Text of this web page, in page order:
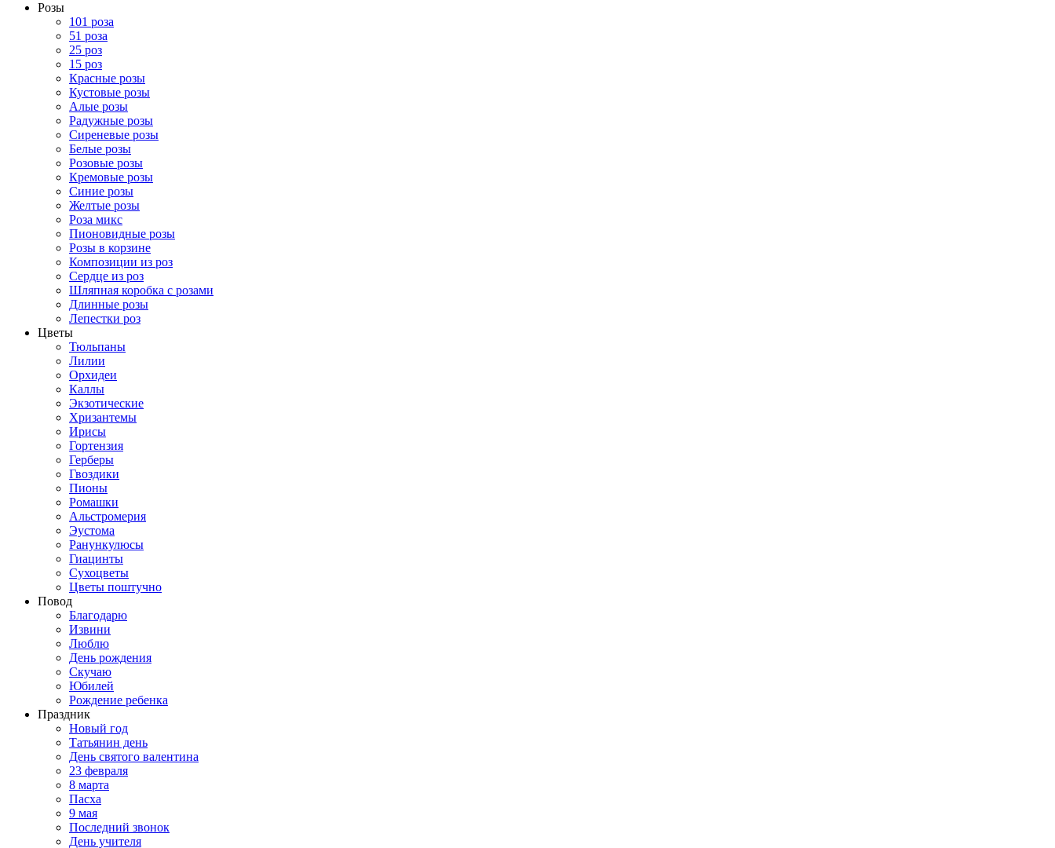
Розы
101 роза
51 роза
25 роз
15 роз
Красные розы
Кустовые розы
Алые розы
Радужные розы
Сиреневые розы
Белые розы
Розовые розы
Кремовые розы
Синие розы
Желтые розы
Роза микс
Пионовидные розы
Розы в корзине
Композиции из роз
Сердце из роз
Шляпная коробка с розами
Длинные розы
Лепестки роз
Цветы
Тюльпаны
Лилии
Орхидеи
Каллы
Экзотические
Хризантемы
Ирисы
Гортензия
Герберы
Гвоздики
Пионы
Ромашки
Альстромерия
Эустома
Ранункулюсы
Гиацинты
Сухоцветы
Цветы поштучно
Повод
Благодарю
Извини
Люблю
День рождения
Скучаю
Юбилей
Рождение ребенка
Праздник
Новый год
Татьянин день
День святого валентина
23 февраля
8 марта
Пасха
9 мая
Последний звонок
День учителя